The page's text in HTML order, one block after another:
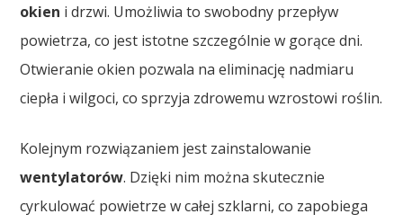
okien i drzwi. Umożliwia to swobodny przepływ
powietrza, co jest istotne szczególnie w gorące dni.
Otwieranie okien pozwala na eliminację nadmiaru
ciepła i wilgoci, co sprzyja zdrowemu wzrostowi roślin.
Kolejnym rozwiązaniem jest zainstalowanie
wentylatorów. Dzięki nim można skutecznie
cyrkulować powietrze w całej szklarni, co zapobiega